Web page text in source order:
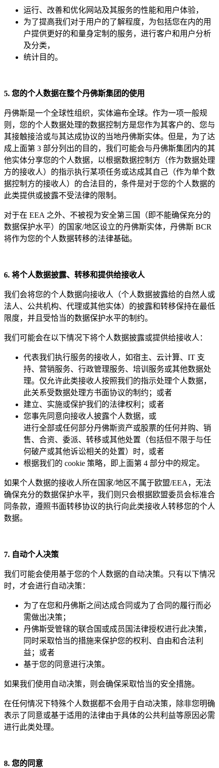
运行、改善和优化网站及其服务的性能和用户体验，
为了提高我们对于用户的了解程度，为包括您在内的用
户提供更好的和量身定制的服务，进行客户和用户分析
及分类，
统计目的。
5. 您的个人数据在整个丹佛斯集团的使用
丹佛斯是一个全球性组织，实体遍布全球。作为一项一般规
则，您的个人数据处理的数据控制方是您作为其客户的、您与
其接触接洽或与其达成协议的当地丹佛斯实体。但是，为了达
成上面第 3 部分列出的目的，我们可能会与丹佛斯集团内的其
他实体分享您的个人数据，以根据数据控制方（作为数据处理
方的接收人）的指示执行某项任务或达成其自己（作为单个数
据控制方的接收人）的合法目的，条件是对于您的个人数据的
此类提供或披露不受法律的限制。
对于在 EEA 之外、不被视为安全第三国（即不能确保充分的
数据保护水平）的国家/地区设立的丹佛斯实体，丹佛斯 BCR
将作为您的个人数据转移的法律基础。
6. 将个人数据披露、 转移和提供给接收人
我们会将您的个人数据向接收人（个人数据披露给的自然人或
法人、公共机构、代理或其他实体）的披露和转移保持在最低
限度，并且受恰当的数据保护水平的制约。
我们可能会在以下情况下将个人数据披露或提供给接收人：
代表我们执行服务的接收人，如宿主、云计算、IT 支
持、营销服务、行政管理服务、培训服务或其他数据处
理。仅允许此类接收人按照我们的指示处理个人数据，
此关系受数据处理方书面协议的制约；或者
建立、实施或保护我们的法律权利；或者
您事先同意向接收人披露个人数据，或
进行全部或任何部分丹佛斯资产或股票的任何并购、销
售、合资、委派、转移或其他处置（包括但不限于与任
何破产或其他诉讼相关的处置）时，或者
根据我们的 cookie 策略，即上面第 4 部分中的规定。
如果个人数据的接收人所在国家/地区不属于欧盟/EEA，无法
确保充分的数据保护水平，我们则只会根据欧盟委员会标准合
同条款，遵照书面转移协议的执行向此类接收人转移您的个人
数据。
7. 自动个人决策
我们可能会使用基于您的个人数据的自动决策。只有以下情况
时，才会进行自动决策：
为了在您和丹佛斯之间达成合同或为了合同的履行而必
需做出决策；
丹佛斯受管辖的联合国或成员国法律授权进行此决策，
同时采取恰当的措施来保护您的权利、自由和合法利
益；或者
基于您的同意进行决策。
如果我们使用自动决策，则会确保采取恰当的安全措施。
在任何情况下特殊个人数据都不会用于自动决策，除非您明确
表示了同意或基于适用的法律由于具体的公共利益等原因必需
进行此类处理。
8. 您的同 意